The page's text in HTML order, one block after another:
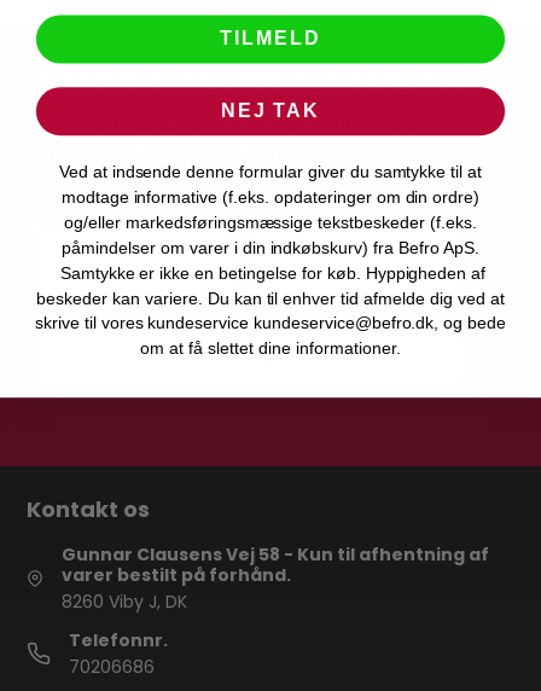
Tilmeld dig vores nyhedsbrev
Og vær blandt de første til at få rabatter, høre om alle
GODKEND
Kontakt os
Gunnar Clausens Vej 58 - Kun til afhentning af
varer bestilt på forhånd.
8260 Viby J, DK
Telefonnr.
70206686
TILMELD
NEJ TAK
Ved at indsende denne formular giver du samtykke til at
modtage informative (f.eks. opdateringer om din ordre)
og/eller markedsføringsmæssige tekstbeskeder (f.eks.
påmindelser om varer i din indkøbskurv) fra Befro ApS.
Samtykke er ikke en betingelse for køb. Hyppigheden af
beskeder kan variere. Du kan til enhver tid afmelde dig ved at
skrive til vores kundeservice kundeservice@befro.dk, og bede
om at få slettet dine informationer.